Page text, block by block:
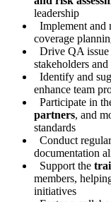
leadership
Implement and
coverage
Drive QA issue
stakeholders
Identify and
enhance team
Participate in
partners, and
standards
Conduct
documentation
Support the
members,
initiatives